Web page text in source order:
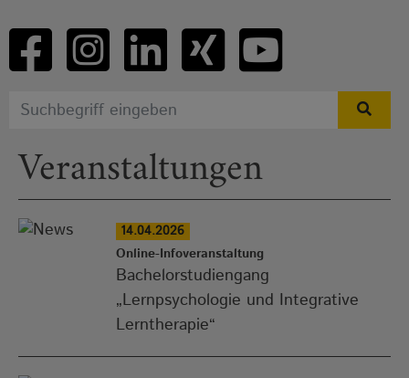
Veranstaltungen
14.04.2026
Online-Infoveranstaltung
Bachelorstudiengang
„Lernpsychologie und Integrative
Lerntherapie“